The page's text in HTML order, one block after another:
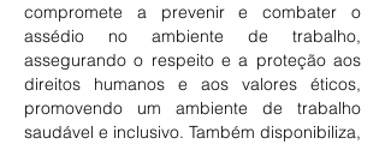
compromete a prevenir e combater o
assédio no ambiente de trabalho,
assegurando o respeito e a proteção aos
direitos humanos e aos valores éticos,
promovendo um ambiente de trabalho
saudável e inclusivo. Também disponibiliza,